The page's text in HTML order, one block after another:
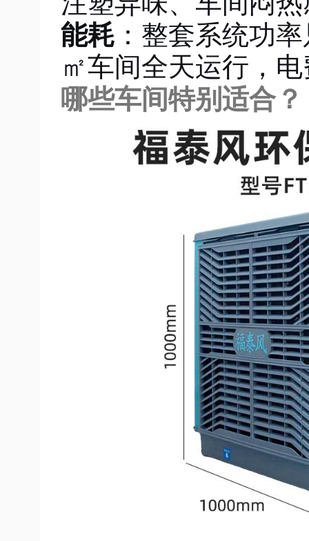
能耗 ：整套系统功
㎡车间全天运行，
哪些车间特别适合？